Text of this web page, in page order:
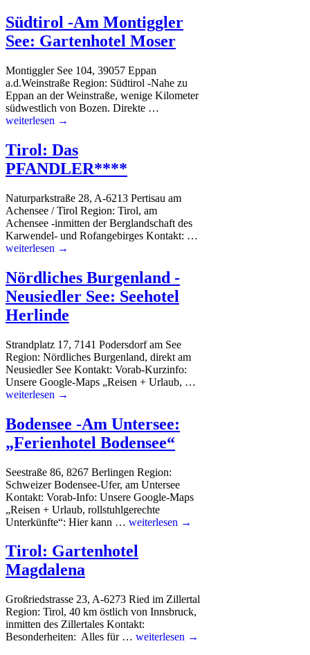
Südtirol -Am Montiggler
See: Gartenhotel Moser
Montiggler See 104, 39057 Eppan
a.d.Weinstraße Region: Südtirol -Nahe zu
Eppan an der Weinstraße, wenige Kilometer
südwestlich von Bozen. Direkte …
weiterlesen →
Tirol: Das
PFANDLER****
Naturparkstraße 28, A-6213 Pertisau am
Achensee / Tirol Region: Tirol, am
Achensee -inmitten der Berglandschaft des
Karwendel- und Rofangebirges Kontakt: …
weiterlesen →
Nördliches Burgenland -
Neusiedler See: Seehotel
Herlinde
Strandplatz 17, 7141 Podersdorf am See
Region: Nördliches Burgenland, direkt am
Neusiedler See Kontakt: Vorab-Kurzinfo:
Unsere Google-Maps „Reisen + Urlaub, …
weiterlesen →
Bodensee -Am Untersee:
„Ferienhotel Bodensee“
Seestraße 86, 8267 Berlingen Region:
Schweizer Bodensee-Ufer, am Untersee
Kontakt: Vorab-Info: Unsere Google-Maps
„Reisen + Urlaub, rollstuhlgerechte
Unterkünfte“: Hier kann … weiterlesen →
Tirol: Gartenhotel
Magdalena
Großriedstrasse 23, A-6273 Ried im Zillertal
Region: Tirol, 40 km östlich von Innsbruck,
inmitten des Zillertales Kontakt:
Besonderheiten: Alles für … weiterlesen →